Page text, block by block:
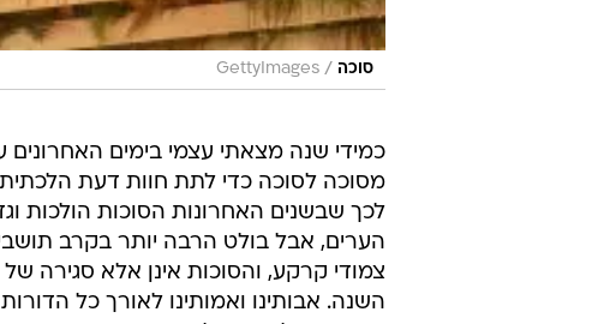
סוכה /
GettyImages
כמידי שנה מצאתי עצמי בימים האחרונים
מסוכה לסוכה כדי לתת חוות דעת
לכך שבשנים האחרונות הסוכות הולכות
הערים, אבל בולט הרבה יותר בקרב
צמודי קרקע, והסוכות אינן אלא סגירה
השנה. אבותינו ואמותינו לאורך כל